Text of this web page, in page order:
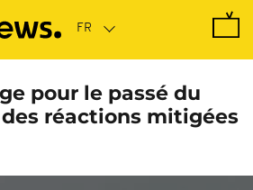
pour le passé du
réactions mitigées